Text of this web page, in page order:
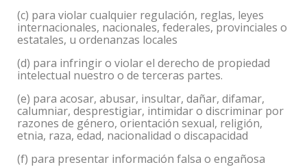
(c) para violar cualquier regulación, reglas, leyes
internacionales, nacionales, federales, provinciales o
estatales, u ordenanzas locales
(d) para infringir o violar el derecho de propiedad
intelectual nuestro o de terceras partes.
(e) para acosar, abusar, insultar, dañar, difamar,
calumniar, desprestigiar, intimidar o discriminar por
razones de género, orientación sexual, religión,
etnia, raza, edad, nacionalidad o discapacidad
(f) para presentar información falsa o engañosa